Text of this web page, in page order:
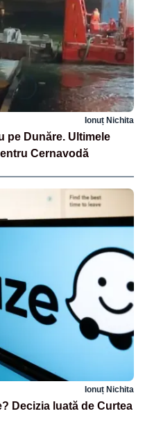
Ionuț Nichita
pe Dunăre. Ultimele
Cernavodă
Ionuț Nichita
Decizia luată de Curtea